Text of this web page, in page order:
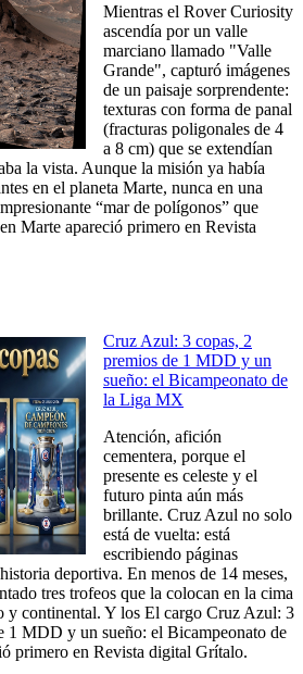
Mientras el Rover Curiosity
ascendía por un valle
marciano llamado "Valle
Grande", capturó imágenes
de un paisaje sorprendente:
texturas con forma de panal
(fracturas poligonales de 4
a 8 cm) que se extendían
la vista. Aunque la misión ya había
en el planeta Marte, nunca en una
“mar de polígonos” que
Marte apareció primero en Revista
Cruz Azul: 3 copas, 2
premios de 1 MDD y un
sueño: el Bicampeonato de
la Liga MX
Atención, afición
cementera, porque el
presente es celeste y el
futuro pinta aún más
brillante. Cruz Azul no solo
está de vuelta: está
escribiendo páginas
deportiva. En menos de 14 meses,
tres trofeos que la colocan en la cima
y continental. Y los El cargo Cruz Azul: 3
1 MDD y un sueño: el Bicampeonato de
primero en Revista digital Grítalo.